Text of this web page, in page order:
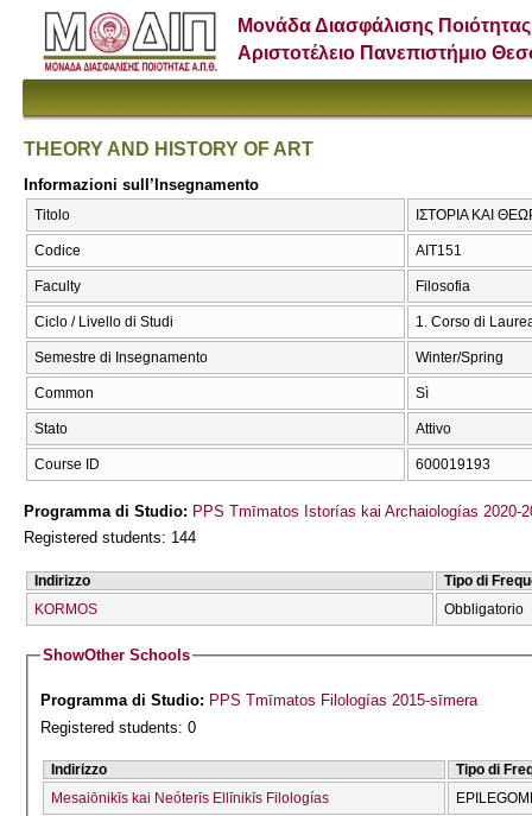
Μονάδα Διασφάλισης Ποιότητας
Αριστοτέλειο Πανεπιστήμιο
THEORY AND HISTORY OF ART
Informazioni sull’Insegnamento
Titolo ΙΣΤΟΡΙΑ ΚΑΙ
Codice ΑΙΤ151
Faculty Filosofia
Ciclo / Livello di Studi 1. Corso di
Semestre di Insegnamento Winter/Spring
Common Sì
Stato Attivo
Course ID 600019193
Programma di Studio: PPS Tmīmatos Istorías kai Archaiologías 2020-
Registered students: 144
Indirizzo
Tipo di
KORMOS
Obbligatorio
ShowOther Schools
Programma di Studio: PPS Tmīmatos Filologías 2015-sīmera
Registered students: 0
Indirizzo
Tipo di
Mesaiōnikīs kai Neóterīs Ellīnikīs Filologías